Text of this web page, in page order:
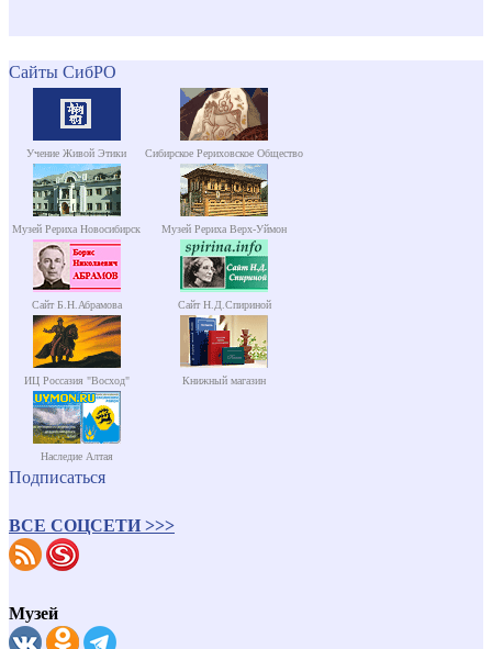
Сайты СибРО
Учение Живой Этики Сибирское Рериховское Общество
Музей Рериха Новосибирск Музей Рериха Верх-Уймон
Сайт Б.Н.Абрамова Сайт Н.Д.Спириной
ИЦ Россазия "Восход" Книжный магазин
Наследие Алтая
Подписаться
ВСЕ СОЦСЕТИ >>>
Музей